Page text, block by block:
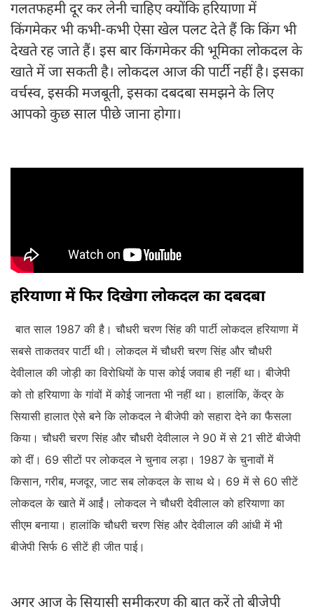
गलतफहमी दूर कर लेनी चाहिए क्योंकि हरियाणा में
किंगमेकर भी कभी-कभी ऐसा खेल पलट देते हैं कि किंग भी
देखते रह जाते हैं। इस बार किंगमेकर की भूमिका लोकदल के
खाते में जा सकती है। लोकदल आज की पार्टी नहीं है। इसका
वर्चस्व, इसकी मजबूती, इसका दबदबा समझने के लिए
आपको कुछ साल पीछे जाना होगा।
हरियाणा में फिर दिखेगा लोकदल का दबदबा
बात साल 1987 की है। चौधरी चरण सिंह की पार्टी लोकदल हरियाणा में
सबसे ताकतवर पार्टी थी। लोकदल में चौधरी चरण सिंह और चौधरी
देवीलाल की जोड़ी का विरोधियों के पास कोई जवाब ही नहीं था। बीजेपी
को तो हरियाणा के गांवों में कोई जानता भी नहीं था। हालांकि, केंद्र के
सियासी हालात ऐसे बने कि लोकदल ने बीजेपी को सहारा देने का फैसला
किया। चौधरी चरण सिंह और चौधरी देवीलाल ने 90 में से 21 सीटें बीजेपी
को दीं। 69 सीटों पर लोकदल ने चुनाव लड़ा। 1987 के चुनावों में
किसान, गरीब, मजदूर, जाट सब लोकदल के साथ थे। 69 में से 60 सीटें
लोकदल के खाते में आईं। लोकदल ने चौधरी देवीलाल को हरियाणा का
सीएम बनाया। हालांकि चौधरी चरण सिंह और देवीलाल की आंधी में भी
बीजेपी सिर्फ 6 सीटें ही जीत पाई।
अगर आज के सियासी समीकरण की बात करें तो बीजेपी